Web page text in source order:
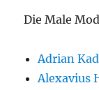
Die Male
Adrian
Alexavius